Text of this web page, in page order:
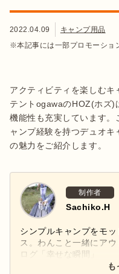
2022.04.09
キャンプ用品
※本記事には一部プロモーショ
アクティビティを楽しむ
テントogawaのHOZ(ホズ)
機能性も充実しています
ャンプ経験を持つデュオ
の魅力をご紹介します。
制作者
Sachiko.H
シンプルキャンプをモ
ス。わんこと一緒にア
ログ「幸せな瞬間」
http://blog.livedoor.jp/も